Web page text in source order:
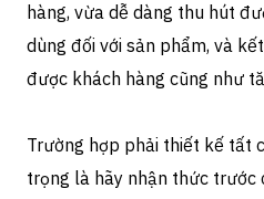
hàng, vừa dễ dàng thu hút
dùng đối với sản phẩm, và
được khách hàng cũng như
Trường hợp phải thiết kế tất
trọng là hãy nhận thức trước